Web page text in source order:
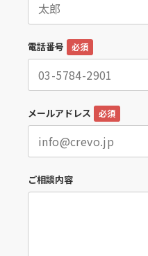
電話番号 必須
メールアドレス 必須
ご相談内容